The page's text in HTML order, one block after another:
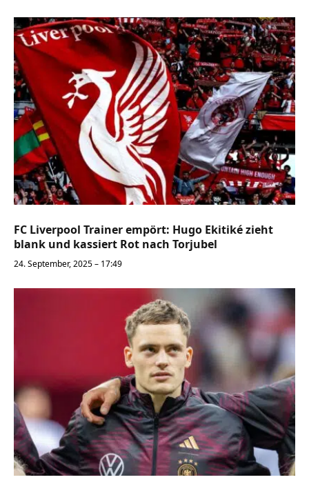
FC Liverpool Trainer empört: Hugo Ekitiké zieht
blank und kassiert Rot nach Torjubel
24. September, 2025 – 17:49